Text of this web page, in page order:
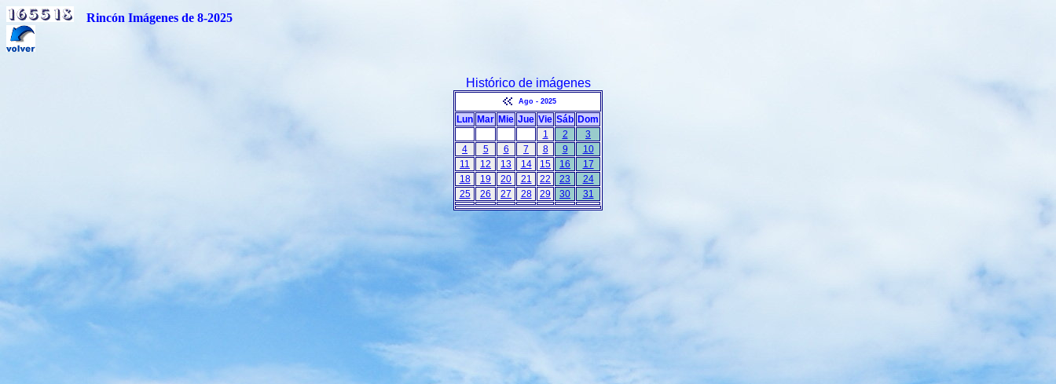
Rincón Imágenes de 8-2025
Histórico de imágenes
Ago - 2025
Lun Mar Mie Jue Vie Sáb Dom
1
2
3
4
5 6 7 8 9
10
11
12 13 14 15 16
17
18
19 20 21 22 23
24
25
26 27 28 29 30 31